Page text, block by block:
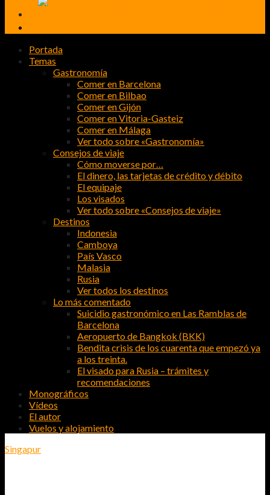
Portada
Temas
Gastronomía
Comer en Barcelona
Comer en Bilbao
Comer en Gijón
Comer en Vitoria-Gasteiz
Comer en Málaga
Ver todo sobre «Gastronomía»
Consejos de viaje
Cómo moverse por…
El dinero, las tarjetas de crédito y débito
El equipaje
Los visados
Ver todo sobre «Consejos de viaje»
Destinos
Indonesia
Camboya
País Vasco
Malasia
Rusia
Ver todos los destinos
Lo más comentado
Suicidio gastronómico en Las Ramblas de
Barcelona
Aeropuerto de Bangkok (BKK)
Bendita crisis de los cuarenta que empezó ya
a los treinta.
El visado para Rusia – trámites y
recomendaciones
Monográficos
Vídeos
El autor
Vuelos y alojamiento
Singapur